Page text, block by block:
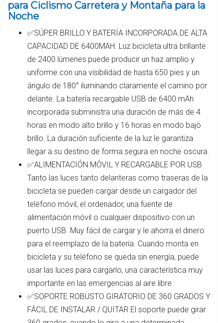
para Ciclismo Carretera y Montaña para la
Noche
✅SÚPER BRILLO Y BATERÍA INCORPORADA DE ALTA
CAPACIDAD DE 6400MAH. Luz bicicleta ultra brillante
de 2400 lúmenes puede producir un haz amplio y
uniforme con una visibilidad de hasta 650 pies y un
ángulo de 180° iluminando claramente el camino por
delante. La batería recargable USB de 6400 mAh
incorporada subministra una duración de más de 4
horas en modo alto brillo y 16 horas en modo bajo
brillo. La duración suficiente de la luz le garantiza
llegar a su destino de forma segura en noche oscura.
✅ALIMENTACIÓN MÓVIL Y RECARGABLE POR USB
Tanto las luces tanto delanteras como traseras de la
bicicleta se pueden cargar desde un cargador del
teléfono móvil, el ordenador, una fuente de
alimentación móvil o cualquier dispositivo con un
puerto USB. Muy fácil de cargar y le ahorra el dinero
para el reemplazo de la batería. Cuando monta en
bicicleta y su teléfono se queda sin energía, puede
usar las luces para cargarlo, una característica muy
importante en las emergencias al aire libre.
✅SOPORTE ROBUSTO GIRATORIO DE 360 GRADOS Y
FÁCIL DE INSTALAR / QUITAR El soporte puede girar